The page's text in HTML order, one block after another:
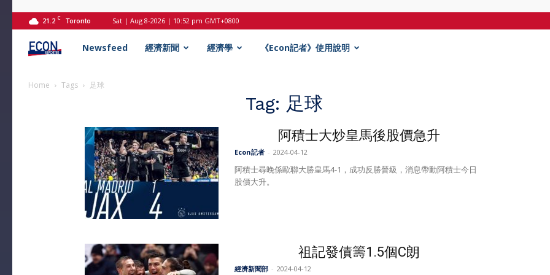
21.2 C Toronto Sat | Aug 8-2026 | 10:52 pm GMT+0800
Econ
記
Newsfeed 經濟新聞 經濟學 《Econ記者》使用說明
Home Tags 足球
Tag: 足球
阿積士大炒皇馬後股價急升
Econ記者 - 2024-04-12
阿積士尋晚係歐聯大勝皇馬4-1，成功反勝晉級，消息帶動阿積士今日
股價大升。
祖記發債籌1.5個C朗
經濟新聞部 - 2024-04-12